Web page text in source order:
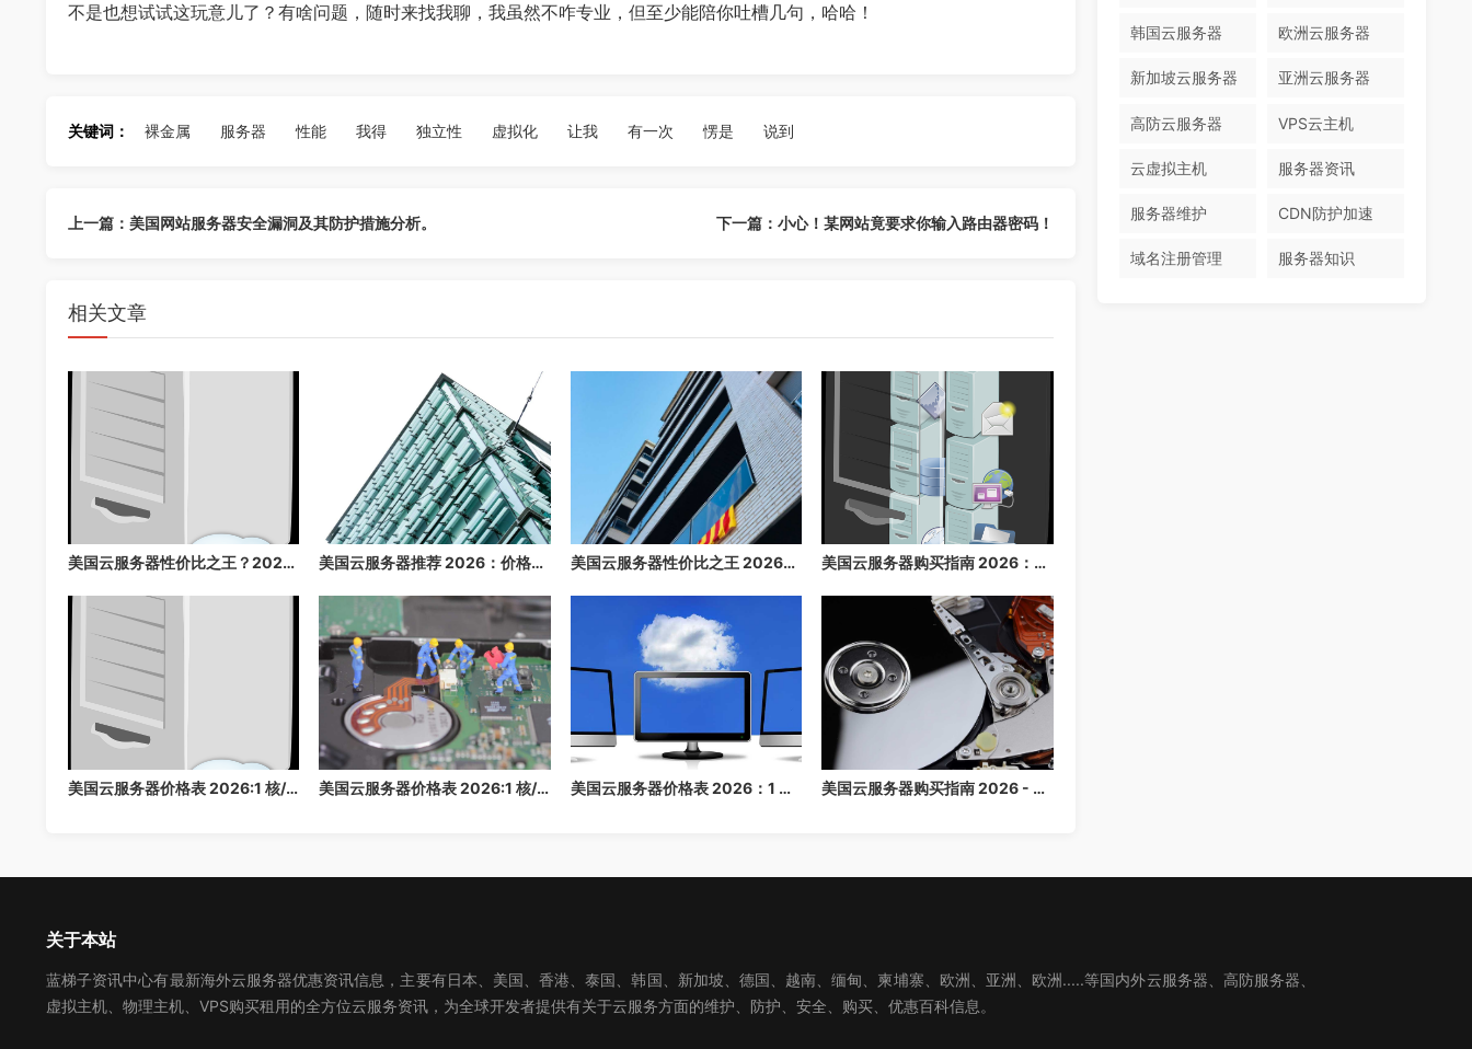
不是也想试试这玩意儿了？有啥问题，随时来找我聊，我虽然不咋专业，但至少能陪你吐槽几句，哈哈！
关键词： 裸金属 服务器 性能 我得 独立性 虚拟化 让我 有一次 愣是 说到
上一篇：美国网站服务器安全漏洞及其防护措施分析。 下一篇：小心！某网站竟要求你输入路由器密码！
相关文章
美国云服务器性价比之王？2026 年最便宜的高配云主机推荐，省钱必看 美国云服务器推荐 2026：价格最低、配置最高、带宽大的美国云主机推荐 美国云服务器性价比之王 2026：价格最低，配置最高，带宽最大 美国云服务器购买指南 2026：高性价比海外云主机推荐
美国云服务器价格表 2026:1 核/2 核/4 核/8 核配置每月多少钱？ 美国云服务器价格表 2026:1 核/2 核/4 核/8 核配置每月多少钱？ 美国云服务器价格表 2026：1 核/2 核/4 核/8 核配置每月多少钱？ 美国云服务器购买指南 2026 - 高性价比海外云主机推荐
韩国云服务器 欧洲云服务器
新加坡云服务器 亚洲云服务器
高防云服务器 VPS云主机
云虚拟主机 服务器资讯
服务器维护 CDN防护加速
域名注册管理 服务器知识
关于本站
蓝梯子资讯中心有最新海外云服务器优惠资讯信息，主要有日本、美国、香港、泰国、韩国、新加坡、德国、越南、缅甸、柬埔寨、欧洲、亚洲、欧洲.....等国内外云服务器、高防服务器、
虚拟主机、物理主机、VPS购买租用的全方位云服务资讯，为全球开发者提供有关于云服务方面的维护、防护、安全、购买、优惠百科信息。